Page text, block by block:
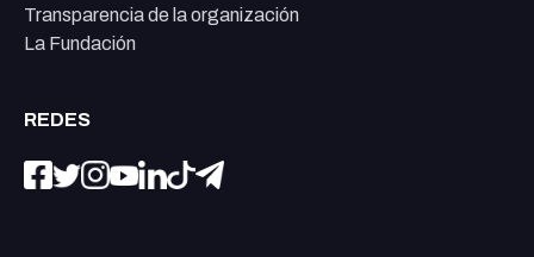
Transparencia de la organización
La Fundación
REDES